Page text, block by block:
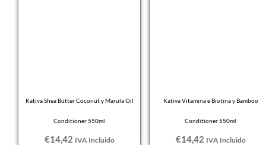
Kativa Shea Butter Coconut y Marula Oil
Conditioner 550ml
€14,42 IVA Incluido
Kativa Vitamina e Biotina y Bamboo
Conditioner 550ml
€14,42 IVA Incluido